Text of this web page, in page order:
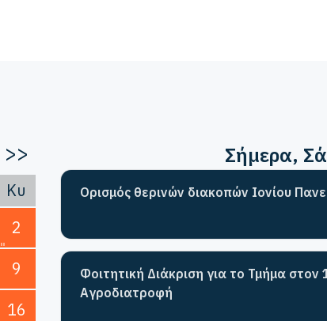
>>
Κυ
2
9
16
Σήμερα,
Ορισμός θερινών διακοπών Ιονίου
Φοιτητική Διάκριση για το Τμήμα
Αγροδιατροφή